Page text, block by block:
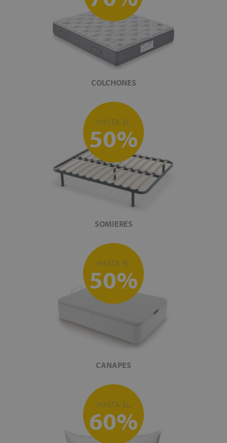
COLCHONES
HASTA EL
50%
SOMIERES
HASTA EL
50%
CANAPES
HASTA EL
60%